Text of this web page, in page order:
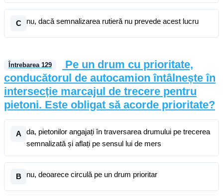
C nu, dacă semnalizarea rutieră nu prevede acest lucru
Întrebarea 129
Pe un drum cu prioritate,
conducătorul de autocamion întâlnește în
intersecție marcajul de trecere pentru
pietoni. Este obligat să acorde prioritate?
A
da, pietonilor angajați în traversarea drumului pe trecerea
semnalizată și aflați pe sensul lui de mers
B nu, deoarece circulă pe un drum prioritar